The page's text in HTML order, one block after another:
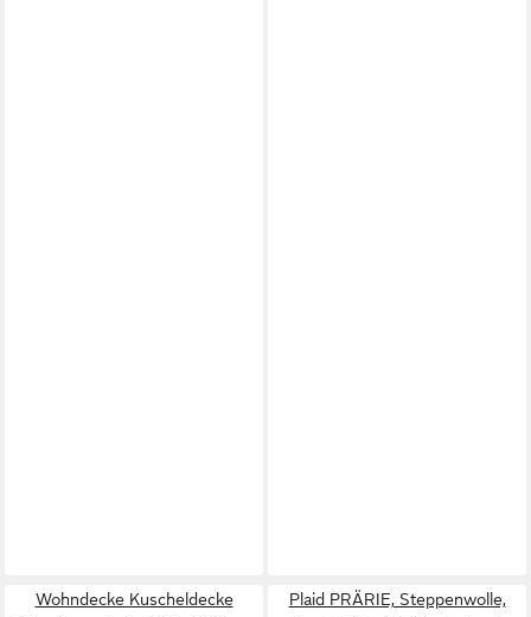
Wohndecke Kuscheldecke
Plaid PRÄRIE, Steppenwolle,